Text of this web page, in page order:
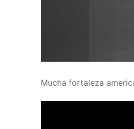
Mucha fortaleza